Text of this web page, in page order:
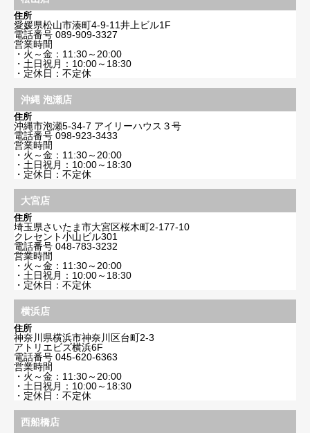
住所
愛媛県松山市湊町4-9-11井上ビル1F
電話番号 089-909-3327
営業時間
・火～金：11:30～20:00
・土日祝月：10:00～18:30
・定休日：不定休
沖縄 泡瀬店
住所
沖縄市泡瀬5-34-7 アイリーハウス３号
電話番号 098-923-3433
営業時間
・火～金：11:30～20:00
・土日祝月：10:00～18:30
・定休日：不定休
大宮店
住所
埼玉県さいたま市大宮区桜木町2-177-10
クレセント小山ビル301
電話番号 048-783-3232
営業時間
・火～金：11:30～20:00
・土日祝月：10:00～18:30
・定休日：不定休
横浜店
住所
神奈川県横浜市神奈川区台町2-3
アトリエビズ横浜6F
電話番号 045-620-6363
営業時間
・火～金：11:30～20:00
・土日祝月：10:00～18:30
・定休日：不定休
西船橋店